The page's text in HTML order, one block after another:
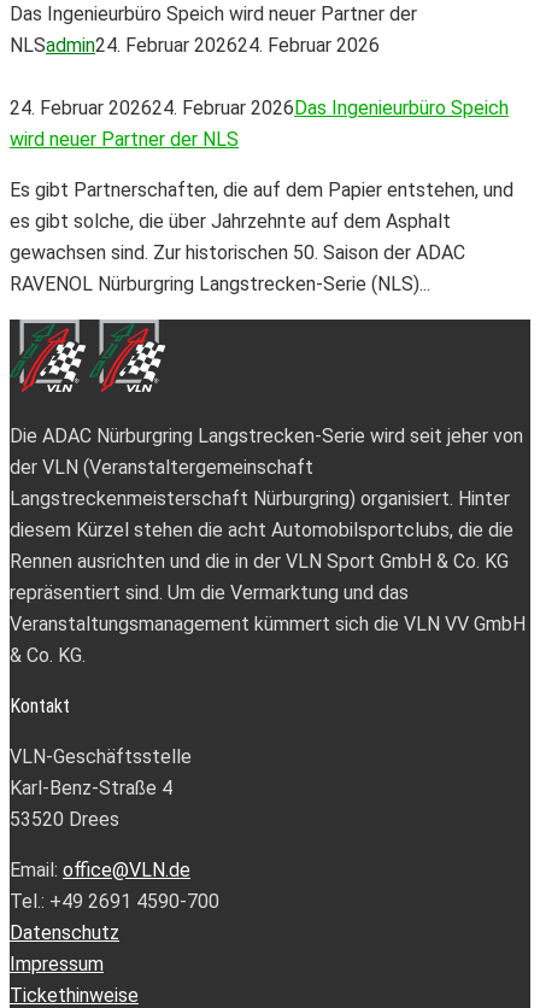
Das Ingenieurbüro Speich wird neuer Partner der
NLSadmin24. Februar 202624. Februar 2026
24. Februar 202624. Februar 2026Das Ingenieurbüro Speich
wird neuer Partner der NLS
Es gibt Partnerschaften, die auf dem Papier entstehen, und
es gibt solche, die über Jahrzehnte auf dem Asphalt
gewachsen sind. Zur historischen 50. Saison der ADAC
RAVENOL Nürburgring Langstrecken-Serie (NLS)...
Die ADAC Nürburgring Langstrecken-Serie wird seit jeher von
der VLN (Veranstaltergemeinschaft
Langstreckenmeisterschaft Nürburgring) organisiert. Hinter
diesem Kürzel stehen die acht Automobilsportclubs, die die
Rennen ausrichten und die in der VLN Sport GmbH & Co. KG
repräsentiert sind. Um die Vermarktung und das
Veranstaltungsmanagement kümmert sich die VLN VV GmbH
& Co. KG.
Kontakt
VLN-Geschäftsstelle
Karl-Benz-Straße 4
53520 Drees
Email: office@VLN.de
Tel.: +49 2691 4590-700
Datenschutz
Impressum
Tickethinweise